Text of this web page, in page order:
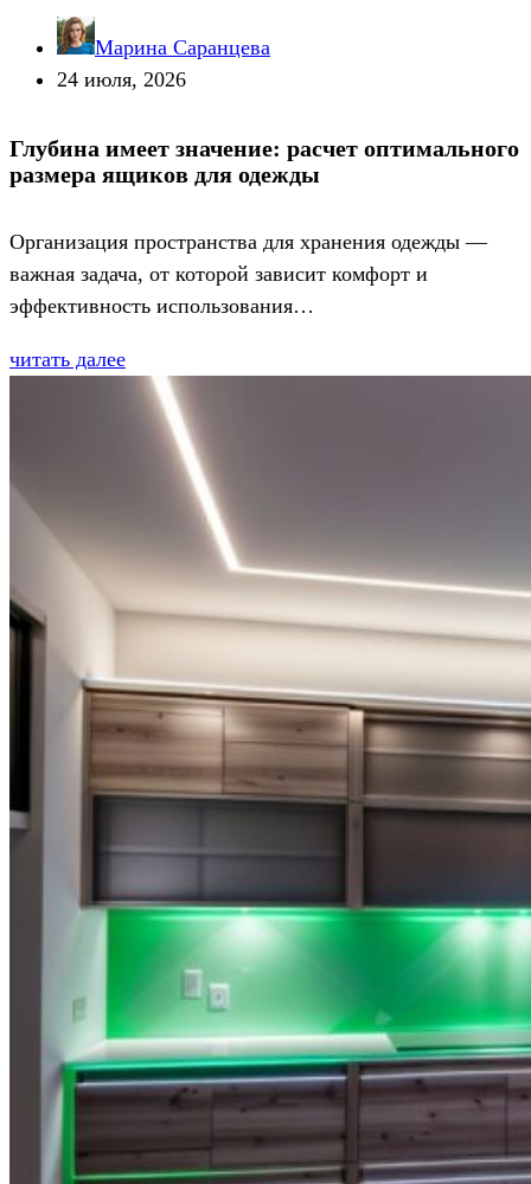
Марина Саранцева
24 июля, 2026
Глубина имеет значение: расчет оптимального
размера ящиков для одежды
Организация пространства для хранения одежды —
важная задача, от которой зависит комфорт и
эффективность использования…
читать далее